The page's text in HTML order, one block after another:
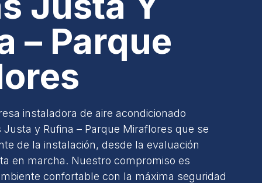
– Parque
instaladora de aire acondicionado
y Rufina – Parque Miraflores que se
de la instalación, desde la evaluación
en marcha. Nuestro compromiso es
confortable con la máxima seguridad